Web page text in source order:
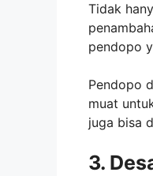
Tidak
pendopo
Pendopo
muat
juga bisa
3.